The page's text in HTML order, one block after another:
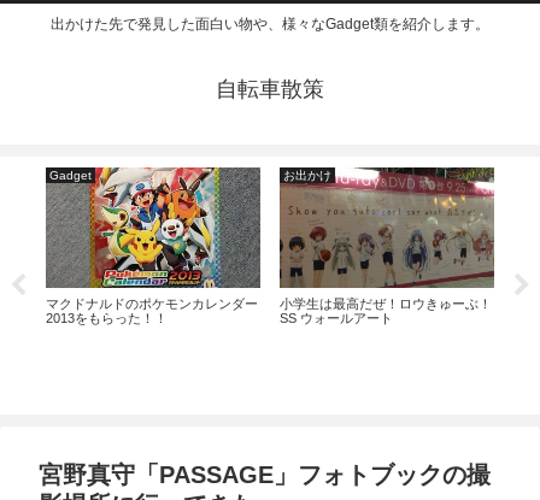
出かけた先で発見した面白い物や、様々なGadget類を紹介します。
自転車散策
Gadget
マクドナルドのポケモンカレンダー
2013をもらった！！
お出かけ
小学生は最高だぜ！ロウきゅーぶ！
SS ウォールアート
宮野真守「PASSAGE」フォトブックの撮